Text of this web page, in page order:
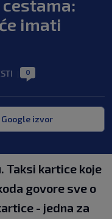
imati
0
izvor
Taksi kartice koje
govore sve o
- jedna za